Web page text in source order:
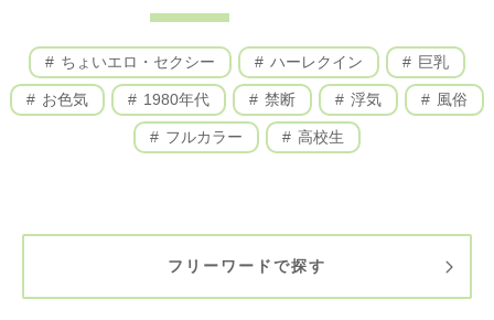
ちょいエロ・セクシー ハーレクイン 巨乳
お色気 1980年代 禁断 浮気 風俗
フルカラー 高校生
フリーワードで探す